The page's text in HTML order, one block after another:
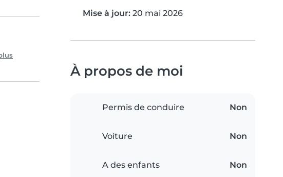
Mise à jour: 20 mai 2026
À propos de moi
Permis de conduire Non
Voiture Non
A des enfants Non